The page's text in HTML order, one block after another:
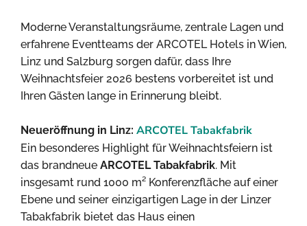
Moderne Veranstaltungsräume, zentrale Lagen und
erfahrene Eventteams der ARCOTEL Hotels in Wien,
Linz und Salzburg sorgen dafür, dass Ihre
Weihnachtsfeier 2026 bestens vorbereitet ist und
Ihren Gästen lange in Erinnerung bleibt.
Neueröffnung in Linz: ARCOTEL Tabakfabrik
Ein besonderes Highlight für Weihnachtsfeiern ist
das brandneue ARCOTEL Tabakfabrik. Mit
insgesamt rund 1000 m² Konferenzfläche auf einer
Ebene und seiner einzigartigen Lage in der Linzer
Tabakfabrik bietet das Haus einen